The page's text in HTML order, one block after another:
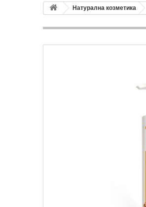
Натурална козметика